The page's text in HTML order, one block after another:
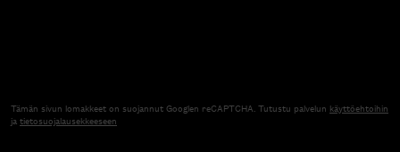
Tämän sivun lomakkeet on suojannut Googlen reCAPTCHA. Tutustu palvelun käyttöehtoihin
jatietosuojalausekkeeseen